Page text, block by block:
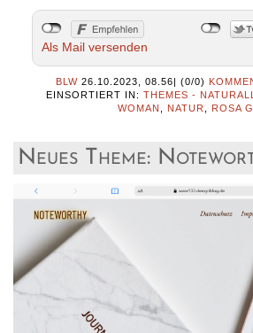
Als Mail versenden
BLW 26.10.2023, 08.56| (0/0)
EINSORTIERT IN: THEMES -
WOMAN
NATUR ROSA
Neues Theme: